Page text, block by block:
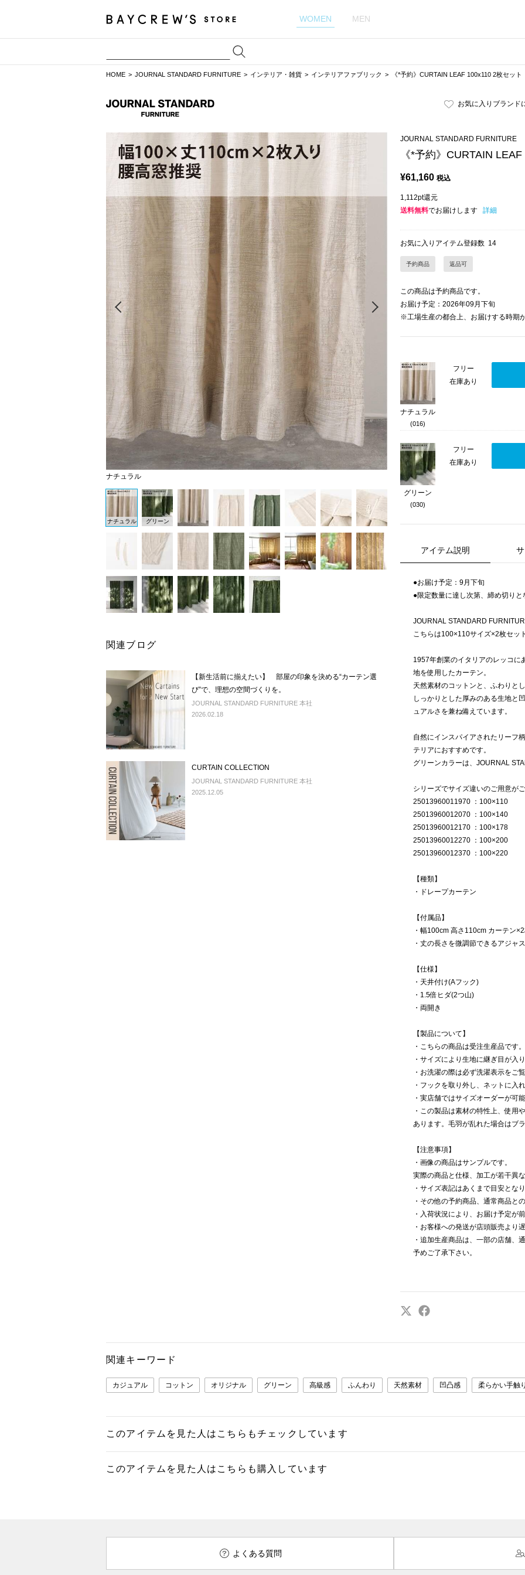
WOMEN MEN
HOME JOURNAL STANDARD FURNITURE インテリア・雑貨 インテリアファブリック 《*予約》CURTAIN LEAF 100x110 2枚セット
お気に入りブランド
ナチュラル
Next
ナチュラル グリーン
関連ブログ
【新生活前に揃えたい】 部屋の印象を決める“カーテン選
び”で、理想の空間づくりを。
JOURNAL STANDARD FURNITURE 本社
2026.02.18
CURTAIN COLLECTION
JOURNAL STANDARD FURNITURE 本社
2025.12.05
JOURNAL STANDARD FURNITURE
《*予約》CURTAIN
¥61,160 税込
1,112pt還元
送料無料でお届けします 詳細
お気に入りアイテム登録数 14
予約商品 返品可
この商品は予約商品です。
お届け予定：2026年09月下旬
※工場生産の都合上、お届けする時期
ナチュラル
(016)
フリー
在庫あり
グリーン
(030)
フリー
在庫あり
アイテム説明
●お届け予定：9月下旬
●限定数量に達し次第、締め切りと
JOURNAL STANDARD
こちらは100×110サイズ×2枚セッ
1957年創業のイタリアのレッコに
地を使用したカーテン。
天然素材のコットンと、ふわりと
しっかりとした厚みのある生地と
ュアルさを兼ね備えています。
自然にインスパイアされたリーフ
テリアにおすすめです。
グリーンカラーは、JOURNAL
シリーズでサイズ違いのご用意がご
25013960011970 ：100×110
25013960012070 ：100×140
25013960012170 ：100×178
25013960012270 ：100×200
25013960012370 ：100×220
【種類】
・ドレープカーテン
【付属品】
・幅100cm 高さ110cm カーテン
・丈の長さを微調節できるアジャ
【仕様】
・天井付け(Aフック)
・1.5倍ヒダ(2つ山)
・両開き
【製品について】
・こちらの商品は受注生産品です。
・サイズにより生地に継ぎ目が入
・お洗濯の際は必ず洗濯表示をご
・フックを取り外し、ネットに入
・実店舗ではサイズオーダーが可
・この製品は素材の特性上、使用
あります。毛羽が乱れた場合はブ
【注意事項】
・画像の商品はサンプルです。
実際の商品と仕様、加工が若干異
・サイズ表記はあくまで目安となり
・その他の予約商品、通常商品と
・入荷状況により、お届け予定が
・お客様への発送が店頭販売より
・追加生産商品は、一部の店舗、
予めご了承下さい。
関連キーワード
カジュアル コットン オリジナル グリーン 高級感 ふんわり 天然素材 凹凸感 柔らかい手触り
このアイテムを見た人はこちらもチェックしています
このアイテムを見た人はこちらも購入しています
よくある質問